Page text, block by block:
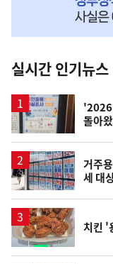
뉴
스
실시간 인기뉴스
'2026
돌아
거주
세 대
치킨 '